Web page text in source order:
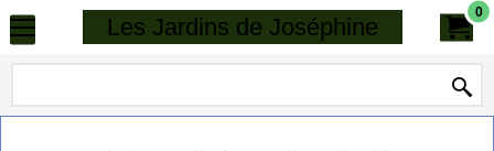
Les Jardins de Joséphine
0